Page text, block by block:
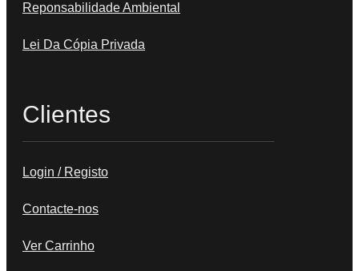
Reponsabilidade Ambiental
Lei Da Cópia Privada
Clientes
Login / Registo
Contacte-nos
Ver Carrinho